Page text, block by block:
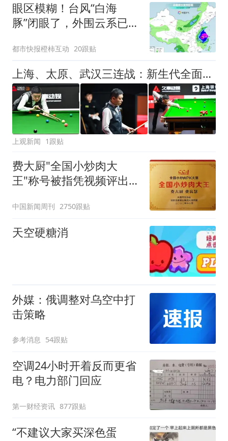
眼区模糊！台风“白海
豚”闭眼了，外围云系已经
地位于台风危险半圆
都市快报橙柿互动 20跟贴
上海、太原、武汉三连战：新生代全面崛起，丁俊晖的世锦赛之梦仍未止步
上观新闻 1跟贴
费大厨"全国小炒肉大
王"称号被指凭视频评出
中国新闻周刊 2750跟贴
天空硬糖消
外媒：俄调整对乌空中打
击策略
参考消息 54跟贴
空调24小时开着反而更省
电？电力部门回应
第一财经资讯 877跟贴
“不建议大家买深色蛋